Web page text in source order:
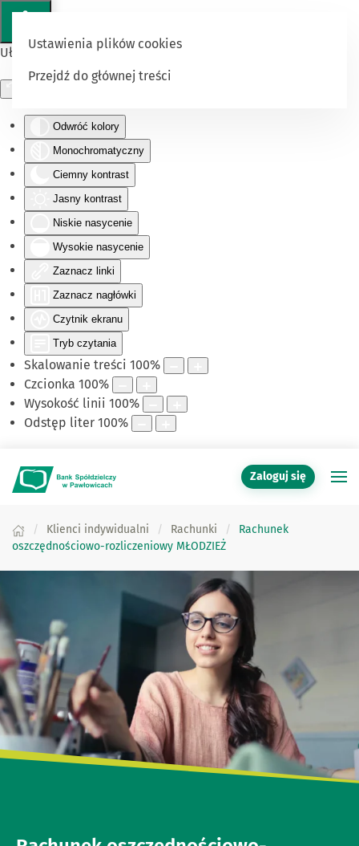
Ułatwienia dostępu
Odwróć kolory
Monochromatyczny
Ciemny kontrast
Jasny kontrast
Niskie nasycenie
Wysokie nasycenie
Zaznacz linki
Zaznacz nagłówki
Czytnik ekranu
Tryb czytania
Skalowanie treści 100%
Czcionka 100%
Wysokość linii 100%
Odstęp liter 100%
Ustawienia plików cookies
Przejdź do głównej treści
Zaloguj się
Klienci indywidualni Rachunki
Rachunek
oszczędnościowo-rozliczeniowy MŁODZIEŻ